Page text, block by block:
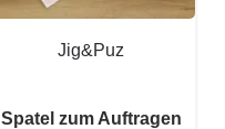
Jig&Puz
Spatel zum Auftragen